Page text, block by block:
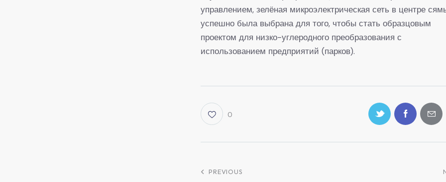
управлением, зелёная микроэлектрическая сеть в центре
успешно была выбрана для того, чтобы стать образцовым
проектом для низко-углеродного преобразования с
использованием предприятий (парков).
0
PREVIOUS